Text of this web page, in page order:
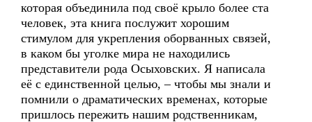
которая объединила под своё крыло более ста
человек, эта книга послужит хорошим
стимулом для укрепления оборванных связей,
в каком бы уголке мира не находились
представители рода Осыховских. Я написала
её с единственной целью, – чтобы мы знали и
помнили о драматических временах, которые
пришлось пережить нашим родственникам,